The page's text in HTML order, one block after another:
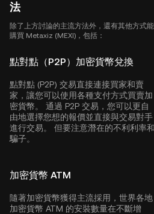
法
除了上方討論的主流方法外，還有其他方式能
購買 Metaxiz (MEXI)，包括：
點對點（P2P）加密貨幣兌換
點對點 (P2P) 交易直接連接買家和賣
家，讓您可以使用各種支付方式買賣加
密貨幣。 通過 P2P 交易，您可以更自
由地選擇您想的報價並直接與交易對手
進行交易。 但要注意潛在的不利利率和
騙子。
加密貨幣 ATM
隨著加密貨幣獲得主流採用，世界各地
加密貨幣 ATM 的安裝數量在不斷增